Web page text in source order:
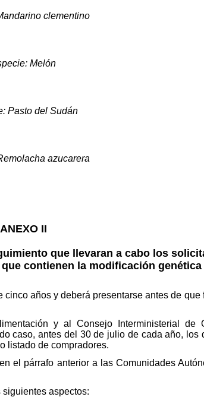
clementino
Melón
Pasto del Sudán
azucarera
ANEXO II
que llevaran a cabo los
contienen la modificación genética
años y deberá presentarse antes de que
y al Consejo Interministerial de
caso, antes del 30 de julio de cada año, los
listado de compradores.
el párrafo anterior a las Comunidades
aspectos: